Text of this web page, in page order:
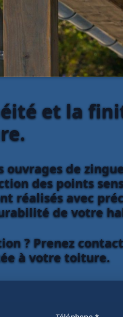
et la
ouvrages de
des points
réalisés avec
de votre
? Prenez
à votre toiture.